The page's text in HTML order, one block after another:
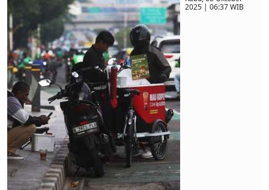
2025 | 06:37 WIB